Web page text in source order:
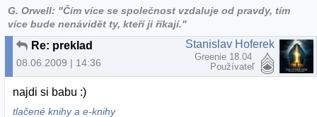
G. Orwell: "Čím více se společnost vzdaluje od pravdy, tím
více bude nenávidět ty, kteří ji říkají."
Re: preklad
08.06.2009 | 14:36
Stanislav Hoferek
Greenie 18.04
Používateľ
najdi si babu :)
tlačené knihy a e-knihy